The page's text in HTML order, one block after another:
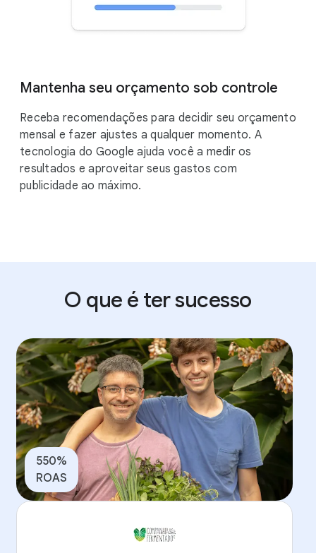
Mantenha seu orçamento sob controle
Receba recomendações para decidir seu orçamento
mensal e fazer ajustes a qualquer momento. A
tecnologia do Google ajuda você a medir os
resultados e aproveitar seus gastos com
publicidade ao máximo.
O que é ter sucesso
550%
ROAS